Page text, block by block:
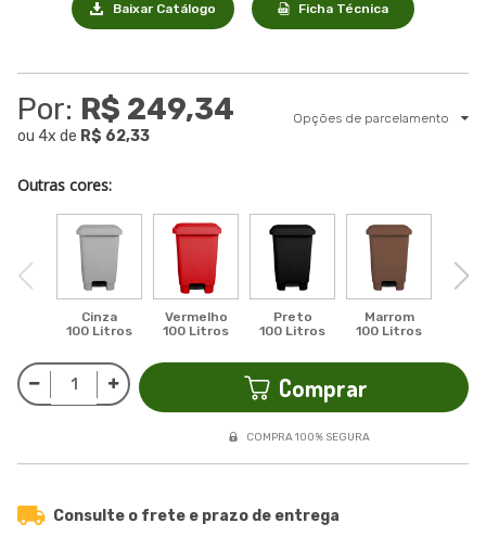
Baixar Catálogo Ficha Técnica
Por: R$ 249,34
ou 4x de R$ 62,33
Opções de parcelamento
Outras cores:
Cinza
100 Litros
Vermelho
100 Litros
Preto
100 Litros
Marrom
100 Litros
Comprar
COMPRA 100% SEGURA
Consulte o frete e prazo de entrega